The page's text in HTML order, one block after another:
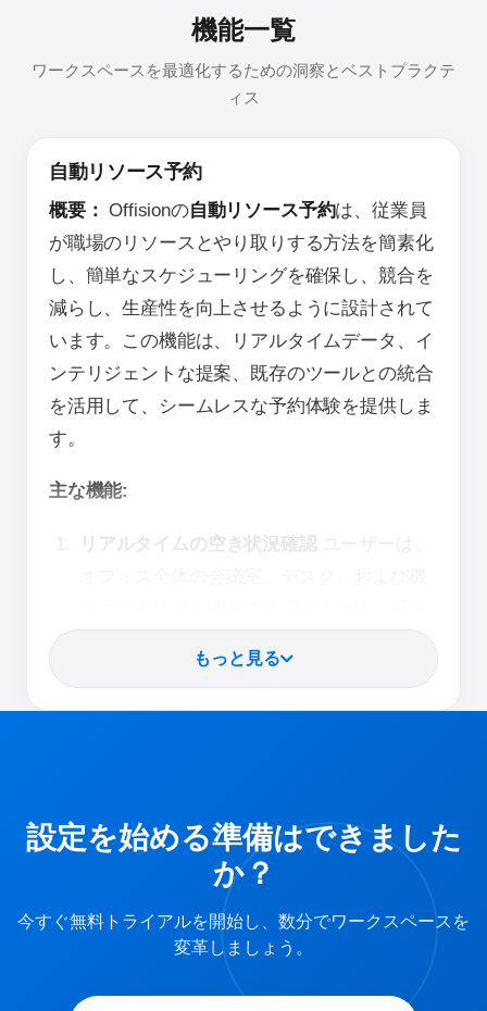
機能一覧
ワークスペースを最適化するための洞察とベストプラクテ
ィス
自動リソース予約
概要： Offisionの自動リソース予約は、従業員
が職場のリソースとやり取りする方法を簡素化
し、簡単なスケジューリングを確保し、競合を
減らし、生産性を向上させるように設計されて
います。この機能は、リアルタイムデータ、イ
ンテリジェントな提案、既存のツールとの統合
を活用して、シームレスな予約体験を提供しま
す。
主な機能:
リアルタイムの空き状況確認
り、明確さが確保され、リアルタイムで更
新されるため、ダブルブッキングを回避で
トップ、モバイルアプリ、または部屋の外
にある予約パネルから、ワンクリックでリ
ソースを予約できます。システムは予約を
即座に確認するため、標準リクエストの手
動承認が不要になります。
もっと見る
設定を始める準備はできました
か？
今すぐ無料トライアルを開始し、数分でワークスペースを
変革しましょう。